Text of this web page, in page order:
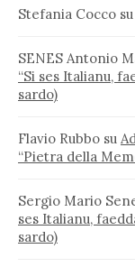
Stefania Cocco su
SENES Antonio
“Si ses Italianu,
sardo)
Flavio Rubbo su
“Pietra della
Sergio Mario
ses Italianu,
sardo)